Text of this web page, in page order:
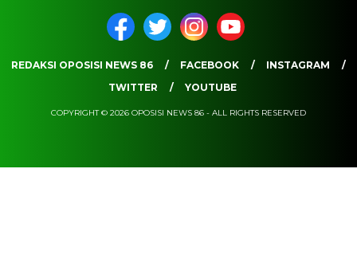
REDAKSI OPOSISI NEWS 86 FACEBOOK
INSTAGRAM
TWITTER
YOUTUBE
COPYRIGHT © 2026 OPOSISI NEWS 86 - ALL RIGHTS RESERVED